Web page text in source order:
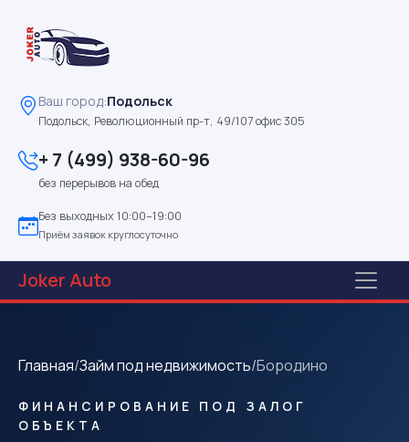
Ваш город:Подольск
Подольск, Революционный пр-т, 49/107 офис 305
+ 7 (499) 938-60-96
без перерывов на обед
Без выходных 10:00–19:00
Приём заявок круглосуточно
JokerAuto
Главная/Займ под недвижимость/Бородино
ФИНАНСИРОВАНИЕ ПОД ЗАЛОГ
ОБЪЕКТА